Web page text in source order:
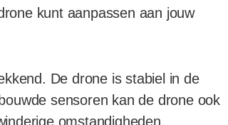
kunt aanpassen aan jouw
De drone is stabiel in de
sensoren kan de drone ook
omstandigheden.